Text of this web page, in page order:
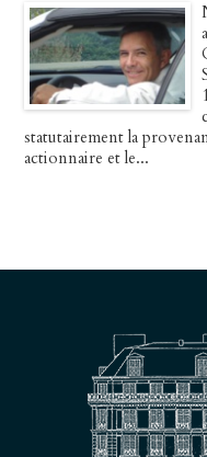
statutairement la
actionnaire et le...